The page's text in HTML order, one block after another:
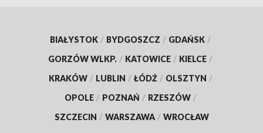
BIAŁYSTOK / BYDGOSZCZ / GDAŃSK /
GORZÓW WLKP. / KATOWICE / KIELCE /
KRAKÓW / LUBLIN / ŁÓDŹ / OLSZTYN /
OPOLE / POZNAŃ / RZESZÓW /
SZCZECIN / WARSZAWA / WROCŁAW